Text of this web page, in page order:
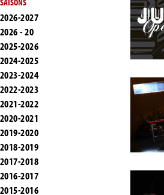
2026-2027
2026 - 20
2025-2026
2024-2025
2023-2024
2022-2023
2021-2022
2020-2021
2019-2020
2018-2019
2017-2018
2016-2017
2015-2016